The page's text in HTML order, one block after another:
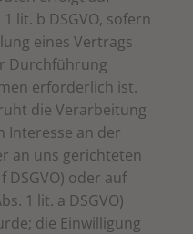
lit. b DSGVO, sofern
eines Vertrags
Durchführung
erforderlich ist.
die Verarbeitung
Interesse an der
an uns gerichteten
DSGVO) oder auf
1 lit. a DSGVO)
die Einwilligung